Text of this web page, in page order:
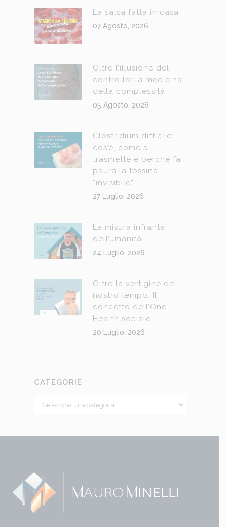
La salsa fatta in casa
07 Agosto, 2026
Oltre l’illusione del
controllo: la medicina
della complessità
05 Agosto, 2026
Clostridium difficile:
cos’è, come si
trasmette e perché fa
paura la tossina
“invisibile”
27 Luglio, 2026
La misura infranta
dell’umanità
24 Luglio, 2026
Oltre la vertigine del
nostro tempo. Il
concetto dell’One
Health sociale
20 Luglio, 2026
CATEGORIE